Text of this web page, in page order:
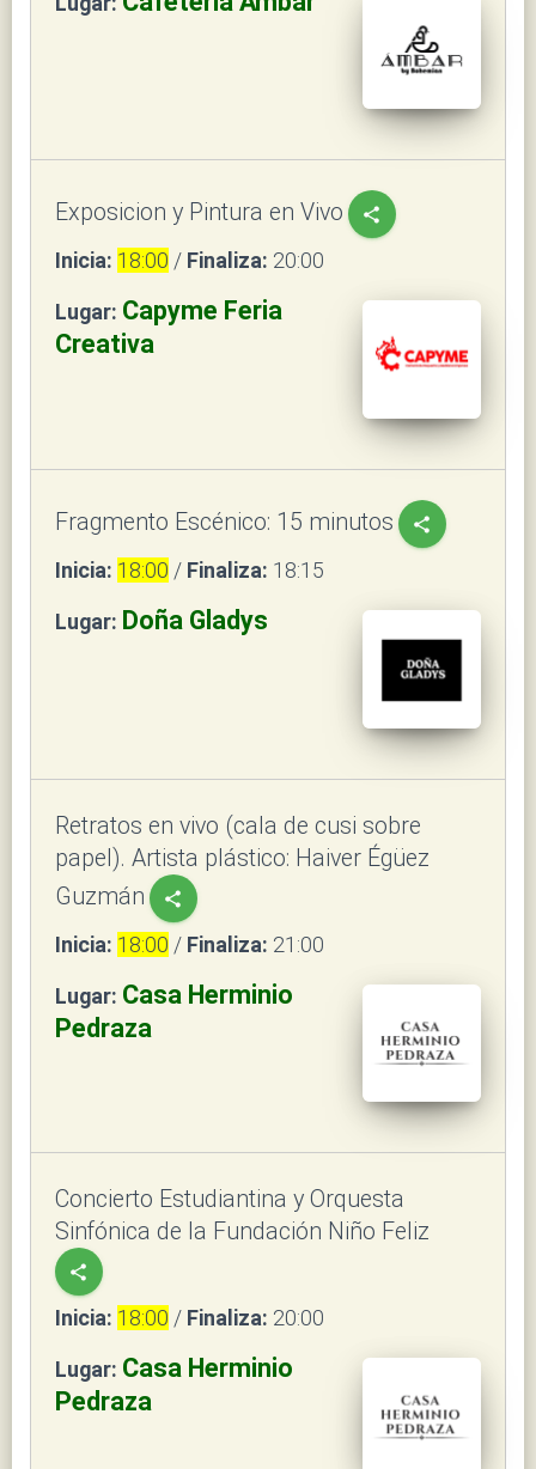
Exposicion y Pintura en Vivo share
Inicia: 18:00 / Finaliza: 20:00
Lugar: Capyme Feria
Creativa
Fragmento Escénico: 15 minutos share
Inicia: 18:00 / Finaliza: 18:15
Lugar: Doña Gladys
Retratos en vivo (cala de cusi sobre
papel). Artista plástico: Haiver Égüez
Guzmán
share
Inicia: 18:00 / Finaliza: 21:00
Lugar: Casa Herminio
Pedraza
Concierto Estudiantina y Orquesta
Sinfónica de la Fundación Niño Feliz
share
Inicia: 18:00 / Finaliza: 20:00
Lugar: Casa Herminio
Pedraza